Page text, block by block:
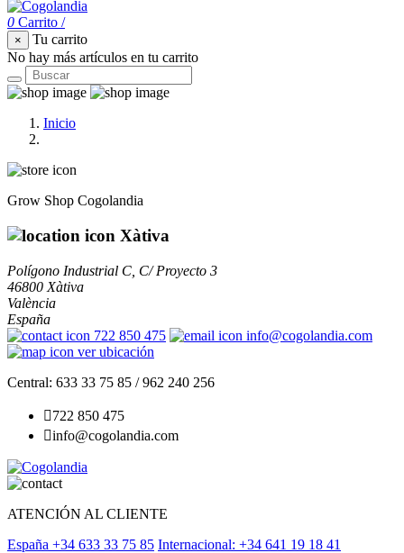
0 Carrito /
×
Tu carrito
No hay más artículos en tu carrito
Inicio
Grow Shop Cogolandia
Xàtiva
Polígono Industrial C, C/ Proyecto 3
46800 Xàtiva
València
España
722 850 475
info@cogolandia.com
ver ubicación
Central: 633 33 75 85 / 962 240 256
722 850 475
info@cogolandia.com
ATENCIÓN AL CLIENTE
España +34 633 33 75 85 Internacional: +34 641 19 18 41